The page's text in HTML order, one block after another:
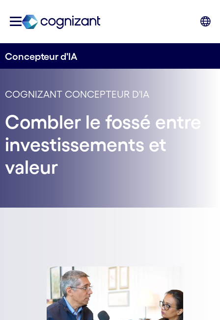
Concepteur d'IA
COGNIZANT CONCEPTEUR D'IA
Combler le fossé entre
investissements et
valeur